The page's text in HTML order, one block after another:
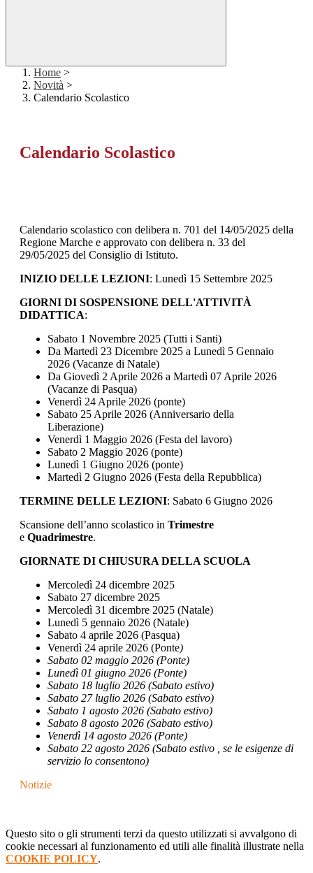
Home >
Novità >
Calendario Scolastico
Calendario Scolastico
Calendario scolastico con delibera n. 701 del 14/05/2025 della
Regione Marche e approvato con delibera n. 33 del
29/05/2025 del Consiglio di Istituto.
INIZIO DELLE LEZIONI: Lunedì 15 Settembre 2025
GIORNI DI SOSPENSIONE DELL'ATTIVITÀ
DIDATTICA:
Sabato 1 Novembre 2025 (Tutti i Santi)
Da Martedì 23 Dicembre 2025 a Lunedì 5 Gennaio
2026 (Vacanze di Natale)
Da Giovedì 2 Aprile 2026 a Martedì 07 Aprile 2026
(Vacanze di Pasqua)
Venerdì 24 Aprile 2026 (ponte)
Sabato 25 Aprile 2026 (Anniversario della
Liberazione)
Venerdì 1 Maggio 2026 (Festa del lavoro)
Sabato 2 Maggio 2026 (ponte)
Lunedì 1 Giugno 2026 (ponte)
Martedì 2 Giugno 2026 (Festa della Repubblica)
TERMINE DELLE LEZIONI: Sabato 6 Giugno 2026
Scansione dell’anno scolastico in Trimestre
e Quadrimestre.
GIORNATE DI CHIUSURA DELLA SCUOLA
Mercoledì 24 dicembre 2025
Sabato 27 dicembre 2025
Mercoledì 31 dicembre 2025 (Natale)
Lunedì 5 gennaio 2026 (Natale)
Sabato 4 aprile 2026 (Pasqua)
Venerdì 24 aprile 2026 (Ponte)
Sabato 02 maggio 2026 (Ponte)
Lunedì 01 giugno 2026 (Ponte)
Sabato 18 luglio 2026 (Sabato estivo)
Sabato 27 luglio 2026 (Sabato estivo)
Sabato 1 agosto 2026 (Sabato estivo)
Sabato 8 agosto 2026 (Sabato estivo)
Venerdì 14 agosto 2026 (Ponte)
Sabato 22 agosto 2026 (Sabato estivo , se le esigenze di
servizio lo consentono)
Notizie
Questo sito o gli strumenti terzi da questo utilizzati si avvalgono di
cookie necessari al funzionamento ed utili alle finalità illustrate nella
COOKIE POLICY.